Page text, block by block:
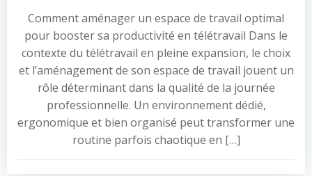
Comment aménager un espace de travail optimal
pour booster sa productivité en télétravail Dans le
contexte du télétravail en pleine expansion, le choix
et l’aménagement de son espace de travail jouent un
rôle déterminant dans la qualité de la journée
professionnelle. Un environnement dédié,
ergonomique et bien organisé peut transformer une
routine parfois chaotique en […]